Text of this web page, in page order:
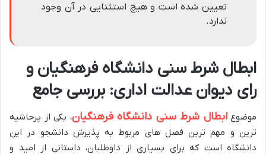
تعیین شده است و هیچ استثنایی در آن وجود
ندارد.
ابطال شرط سنی دانشگاه فرهنگیان و
رای دیوان عدالت اداری: بررسی جامع
موضوعابطال شرط سنی دانشگاه فرهنگیان، یکی از پرحاشیه
ترین و مهم ترین فصل های مربوط به پذیرش دانشجو در این
دانشگاه است که برای بسیاری از داوطلبان، داستانی از امید و